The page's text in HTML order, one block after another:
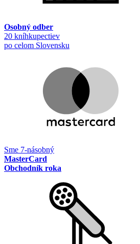
Osobný odber
20 kníhkupectiev
po celom Slovensku
Sme 7-násobný
MasterCard
Obchodník roka